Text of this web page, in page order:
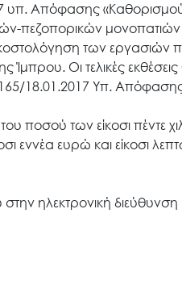
–
Άξονες
Μ.Δ.Π.Π.
Έργα
υπ. Απόφασης
πεζοπορικών
των εργασιών
Ίμπρου. Οι τελικές
18.01.2017 Υπ.
ποσού των είκοσι πέντε
εννέα ευρώ και είκοσι
ηλεκτρονική